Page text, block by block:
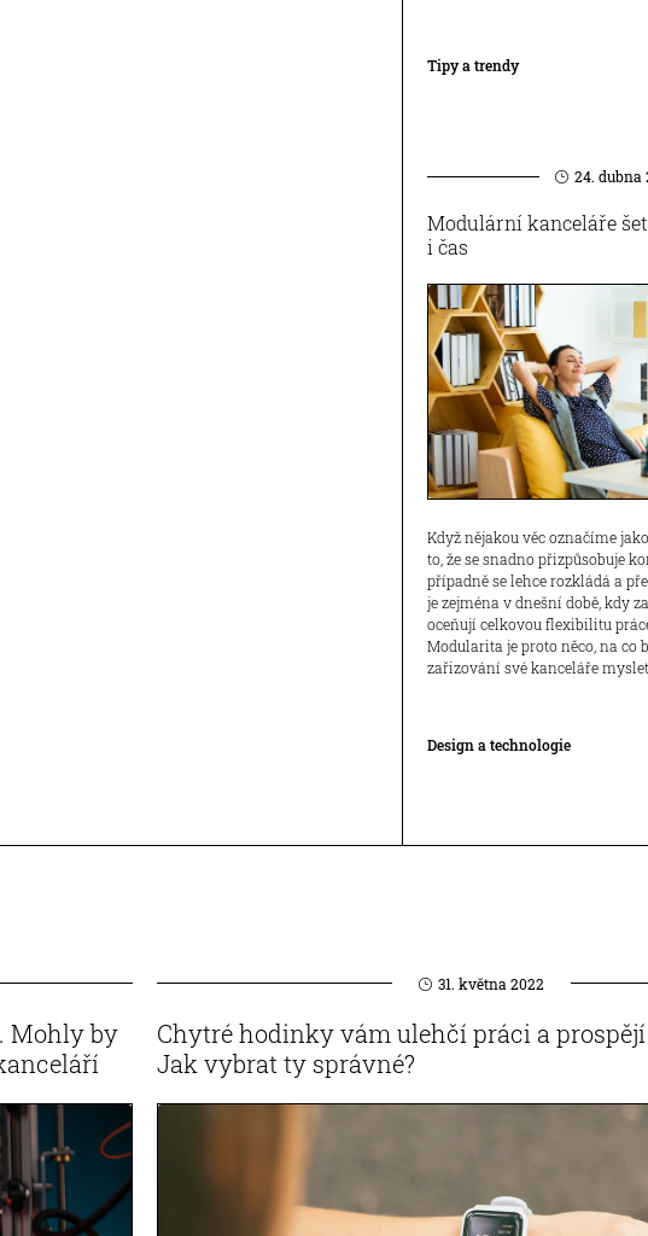
Tipy a trendy
24. dubna
Modulární kanceláře
i čas
Když nějakou věc označíme
to, že se snadno přizpůsobuje
případně se lehce rozkládá a
je zejména v dnešní době, kdy
oceňují celkovou flexibilitu
Modularita je proto něco, na co
zařizování své kanceláře myslet.
Design a technologie
Mohly by
31. května 2022
Chytré hodinky vám ulehčí práci a
Jak vybrat ty správné?